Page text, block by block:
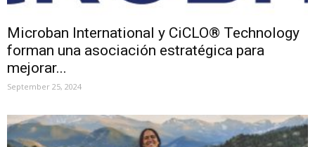
Microban International y CiCLO® Technology
forman una asociación estratégica para
mejorar...
September 25, 2024